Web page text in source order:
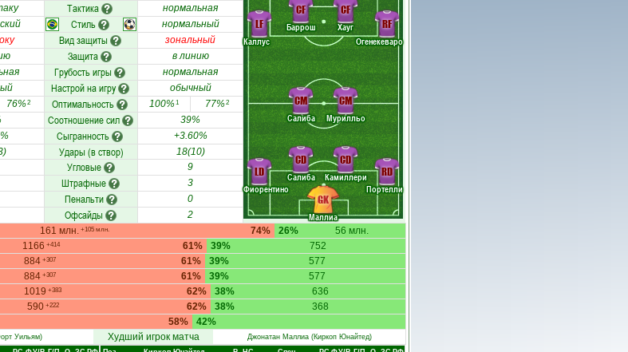
Маллиа
Фиорентино
Салиба
Камиллери
Портелли
Салиба Мурилльо
Каллус
Баррош
Хауг
Огенекеваро
GK
LD
CD
CD
RD
CM CM
LF
CF
CF
RF
Тактика
нормальная
Стиль
нормальный
Вид защиты
зональный
Защита
в линию
Грубость игры
нормальная
Настрой на игру
обычный
76%2 Оптимальность 100%1 77%2
Соотношение сил
39%
Сыгранность
+3.60%
Удары (в створ)
18(10)
Угловые
9
Штрафные
3
Пенальти
0
Офсайды
2
161 млн. +105 млн. 74% 56 млн.
26%
1166 +414 61% 752
39%
884 +307 61% 577
39%
884 +307 61% 577
39%
1019 +383 62% 636
38%
590 +222 62% 368
38%
58%
42%
Уильям) Худший игрок матча Джонатан Маллиа(Киркоп Юнайтед)